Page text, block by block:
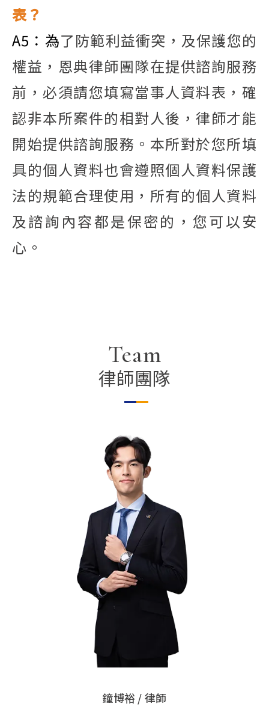
表？
A5 ：為了防範利益衝突，及保護您的
權益，恩典律師團隊在提供諮詢服務
前，必須請您填寫當事人資料表，確
認非本所案件的相對人後，律師才能
開始提供諮詢服務。本所對於您所填
具的個人資料也會遵照個人資料保護
法的規範合理使用， 所有的個人資料
及諮詢內容都是保密的，您可以安
心。
Team
律師團隊
鐘博裕 / 律師